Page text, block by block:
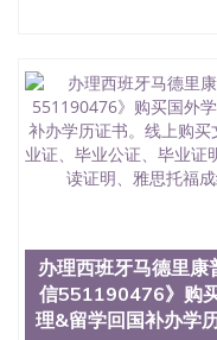
办理西班牙马德里
信551190476》购
理&留学回国补办学